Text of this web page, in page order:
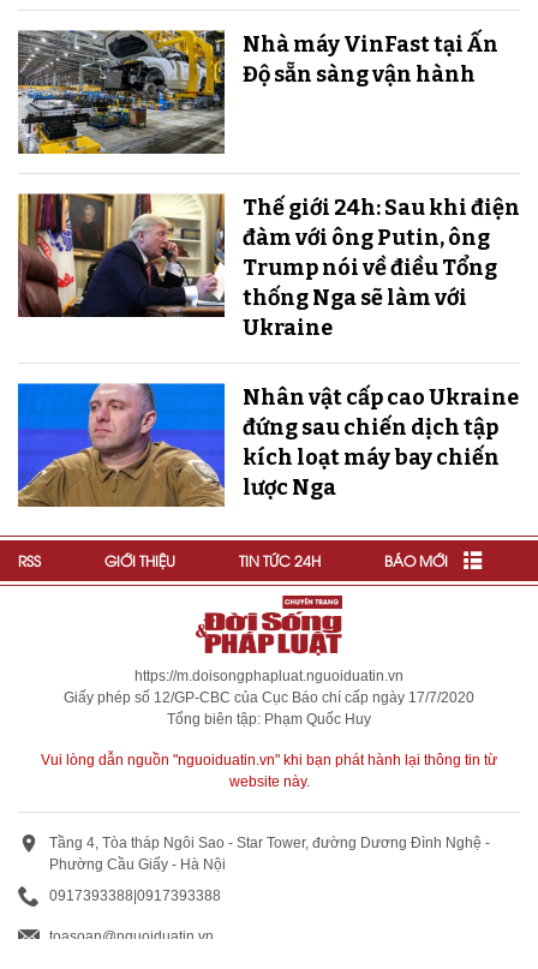
Nhà máy VinFast tại Ấn
Độ sẵn sàng v​​​​​​​ận hành
Thế giới 24h: Sau khi điện
đàm với ông Putin, ông
Trump nói về điều Tổng
thống Nga sẽ làm với
Ukraine
Nhân vật cấp cao Ukraine
đứng sau chiến dịch tập
kích loạt máy bay chiến
lược Nga
RSS GIỚI THIỆU TIN TỨC 24H BÁO MỚI
https://m.doisongphapluat.nguoiduatin.vn
Giấy phép số 12/GP-CBC của Cục Báo chí cấp ngày 17/7/2020
Tổng biên tập: Phạm Quốc Huy
Vui lòng dẫn nguồn "nguoiduatin.vn" khi bạn phát hành lại thông tin từ
website này.
Tầng 4, Tòa tháp Ngôi Sao - Star Tower, đường Dương Đình Nghệ -
Phường Cầu Giấy - Hà Nội
0917393388 0917393388
toasoan@nguoiduatin.vn